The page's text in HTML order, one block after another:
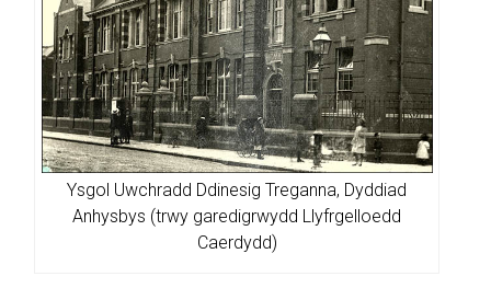
Ysgol Uwchradd Ddinesig Treganna, Dyddiad
Anhysbys (trwy garedigrwydd Llyfrgelloedd
Caerdydd)